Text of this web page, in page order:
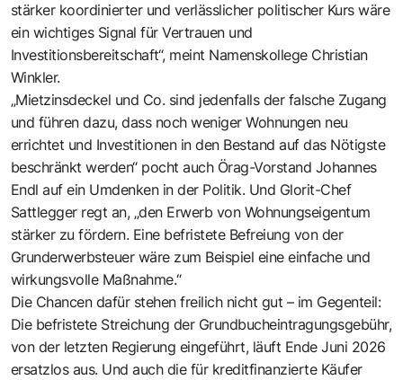
stärker koordinierter und verlässlicher politischer Kurs wäre
ein wichtiges Signal für Vertrauen und
Investitionsbereitschaft“, meint Namenskollege Christian
Winkler.
„Mietzinsdeckel und Co. sind jedenfalls der falsche Zugang
und führen dazu, dass noch weniger Wohnungen neu
errichtet und Investitionen in den Bestand auf das Nötigste
beschränkt werden“ pocht auch Örag-Vorstand Johannes
Endl auf ein Umdenken in der Politik. Und Glorit-Chef
Sattlegger regt an, „den Erwerb von Wohnungseigentum
stärker zu fördern. Eine befristete Befreiung von der
Grunderwerbsteuer wäre zum Beispiel eine einfache und
wirkungsvolle Maßnahme.“
Die Chancen dafür stehen freilich nicht gut – im Gegenteil:
Die befristete Streichung der Grundbucheintragungsgebühr,
von der letzten Regierung eingeführt, läuft Ende Juni 2026
ersatzlos aus. Und auch die für kreditfinanzierte Käufer